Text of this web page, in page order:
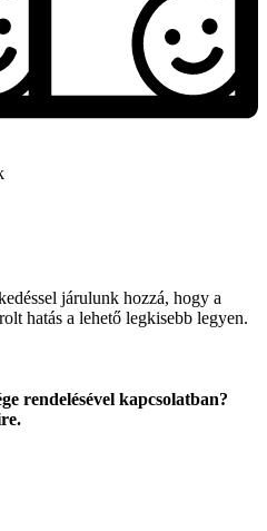
járulunk hozzá, hogy a
hatás a lehető legkisebb legyen.
rendelésével kapcsolatban?